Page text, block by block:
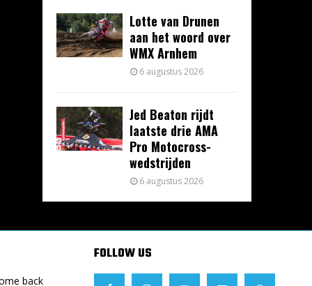
Lotte van Drunen
aan het woord over
WMX Arnhem
6 augustus 2026
Jed Beaton rijdt
laatste drie AMA
Pro Motocross-
wedstrijden
6 augustus 2026
back
FOLLOW US